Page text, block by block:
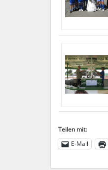
Teilen mit:
E-Mail